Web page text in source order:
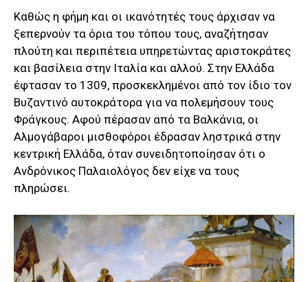
Καθώς η φήμη και οι ικανότητές τους άρχισαν να
ξεπερνούν τα όρια του τόπου τους, αναζήτησαν
πλούτη και περιπέτεια υπηρετώντας αριστοκράτες
και βασίλεια στην Ιταλία και αλλού. Στην Ελλάδα
έφτασαν το 1309, προσκεκλημένοι από τον ίδιο τον
Βυζαντινό αυτοκράτορα για να πολεμήσουν τους
Φράγκους. Αφού πέρασαν από τα Βαλκάνια, οι
Αλμογάβαροι μισθοφόροι έδρασαν ληστρικά στην
κεντρική Ελλάδα, όταν συνειδητοποίησαν ότι ο
Ανδρόνικος Παλαιολόγος δεν είχε να τους
πληρώσει.